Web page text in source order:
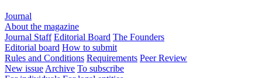
Journal
About the magazine
Journal Staff Editorial Board The Founders
Editorial board How to submit
Rules and Conditions Requirements Peer Review
New issue Archive To subscribe